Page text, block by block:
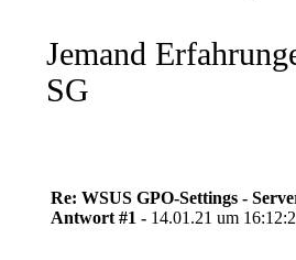
Jemand
SG
Re: WSUS GPO-Settings -
Antwort #1 - 14.01.21 um